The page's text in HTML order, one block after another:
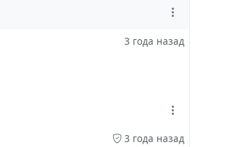
доверительный контакт вы
и дали друг-другу полные
были отключены, а
или же существенно
3 года назад
3 года назад